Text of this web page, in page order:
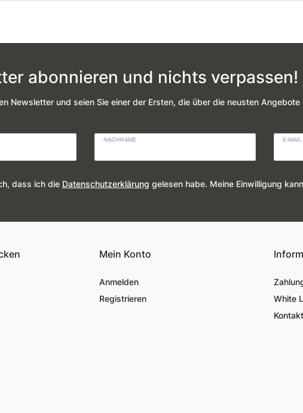
abonnieren und nichts verpassen!
Newsletter und seien Sie einer der Ersten, die über die neusten
NACHNAME E-
dass ich die Daten­schutz­erklärung gelesen habe. Meine Einwilligung
Mein Konto
Anmelden
Registrieren
White